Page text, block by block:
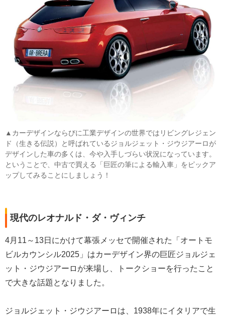
▲カーデザインならびに工業デザインの世界ではリビングレジェン
ド（生きる伝説）と呼ばれているジョルジェット・ジウジアーロが
デザインした車の多くは、今や入手しづらい状況になっています。
ということで、中古で買える「巨匠の筆による輸入車」をピックア
ップしてみることにしましょう！
現代のレオナルド・ダ・ヴィンチ
4月11～13日にかけて幕張メッセで開催された「オートモ
ビルカウンシル2025」はカーデザイン界の巨匠ジョルジェ
ット・ジウジアーロが来場し、トークショーを行ったこと
で大きな話題となりました。
ジョルジェット・ジウジアーロは、1938年にイタリアで生